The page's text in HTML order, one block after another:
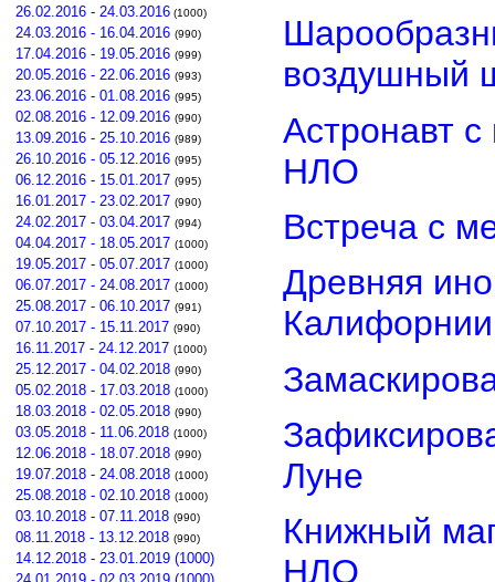
26.02.2016 - 24.03.2016 (1000)
24.03.2016 - 16.04.2016 (990)
17.04.2016 - 19.05.2016 (999)
20.05.2016 - 22.06.2016 (993)
23.06.2016 - 01.08.2016 (995)
02.08.2016 - 12.09.2016 (990)
13.09.2016 - 25.10.2016 (989)
26.10.2016 - 05.12.2016 (995)
06.12.2016 - 15.01.2017 (995)
16.01.2017 - 23.02.2017 (990)
24.02.2017 - 03.04.2017 (994)
04.04.2017 - 18.05.2017 (1000)
19.05.2017 - 05.07.2017 (1000)
06.07.2017 - 24.08.2017 (1000)
25.08.2017 - 06.10.2017 (991)
07.10.2017 - 15.11.2017 (990)
16.11.2017 - 24.12.2017 (1000)
25.12.2017 - 04.02.2018 (990)
05.02.2018 - 17.03.2018 (1000)
18.03.2018 - 02.05.2018 (990)
03.05.2018 - 11.06.2018 (1000)
12.06.2018 - 18.07.2018 (990)
19.07.2018 - 24.08.2018 (1000)
25.08.2018 - 02.10.2018 (1000)
03.10.2018 - 07.11.2018 (990)
08.11.2018 - 13.12.2018 (990)
14.12.2018 - 23.01.2019 (1000)
воздушный
Астронавт
НЛО
Встреча с
Древняя
Калифорнии
Луне
Книжный
НЛО